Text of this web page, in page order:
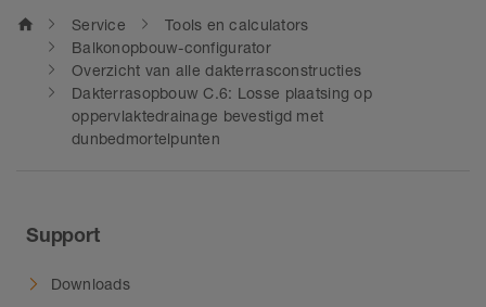
levensduur van de tegels. Van
contactafdichting tot randprofielen
en afwateringsgoot – bij onze
systeemoplossingen voor balkons
en terrassen past alles bij elkaar.
Voor nieuwbouw- en renovatie.
home Service
Tools en calculators
Balkonopbouw-configurator
Overzicht van alle dakterrasconstructies
Dakterrasopbouw C.6: Losse plaatsing op
oppervlaktedrainage bevestigd met
dunbedmortelpunten
Support
Downloads